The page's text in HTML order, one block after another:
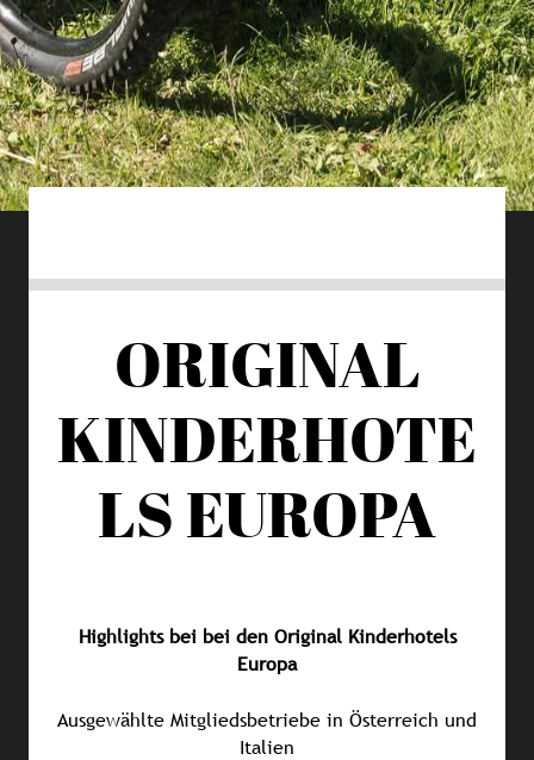
ORIGINAL
KINDERHOTE
LS EUROPA
Highlights bei bei den Original Kinderhotels
Europa
Ausgewählte Mitgliedsbetriebe in Österreich und
Italien